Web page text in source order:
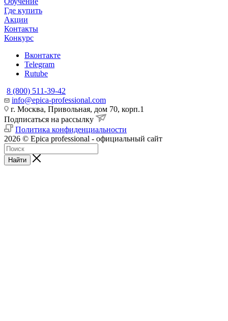
Где купить
Акции
Контакты
Конкурс
Вконтакте
Telegram
Rutube
8 (800) 511-39-42
info@epica-professional.com
г. Москва, Привольная, дом 70, корп.1
Подписаться на рассылку
Политика конфиденциальности
2026 © Epica professional - официальный сайт
Найти